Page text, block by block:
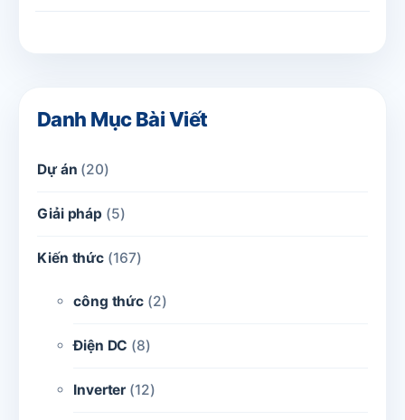
Danh Mục Bài Viết
Dự án (20)
Giải pháp (5)
Kiến thức (167)
công thức (2)
Điện DC (8)
Inverter (12)